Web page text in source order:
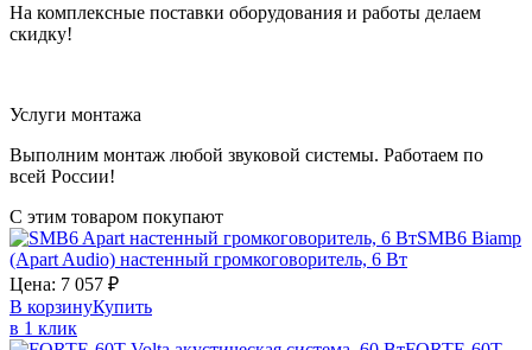
На комплексные поставки оборудования и работы делаем
скидку!
Услуги монтажа
Выполним монтаж любой звуковой системы. Работаем по
всей России!
С этим товаром покупают
SMB6 Biamp
(Apart Audio) настенный громкоговоритель, 6 Вт
Цена: 7 057 ₽
В корзинуКупить
в 1 клик